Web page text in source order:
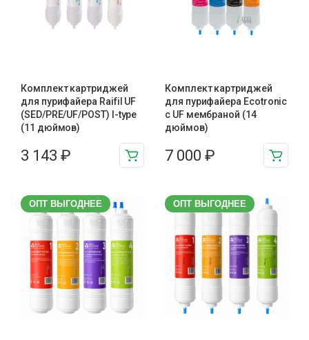
Комплект картриджей
для пурифайера Raifil UF
(SED/PRE/UF/POST) I-type
(11 дюймов)
3 143 ₽
Комплект картриджей
для пурифайера Ecotronic
с UF мембраной (14
дюймов)
7 000 ₽
ОПТ ВЫГОДНЕЕ ОПТ ВЫГОДНЕЕ